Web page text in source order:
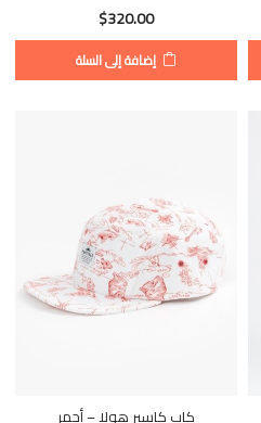
$320.00
إضافة إلى السلة
كاب كاسبر هولا – أحمر